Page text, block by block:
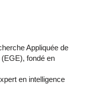
Appliquée de
fondé en
en intelligence